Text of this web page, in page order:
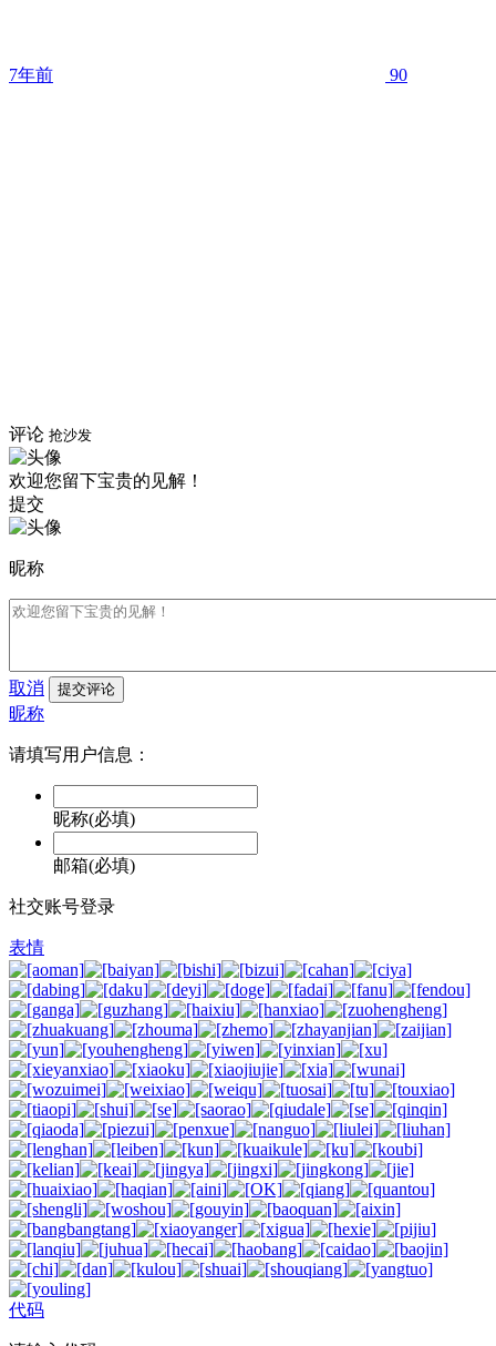
7年前 90
评论 抢沙发
欢迎您留下宝贵的见解！
提交
昵称
取消 提交评论
昵称
请填写用户信息：
昵称(必填)
邮箱(必填)
社交账号登录
表情
代码